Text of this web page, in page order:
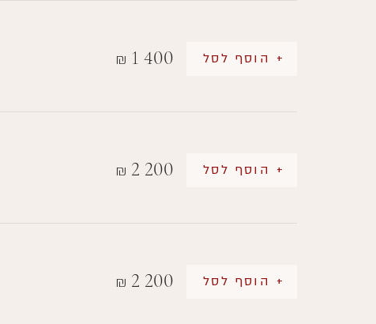
₪ 1 400 + הוסף לסל
₪ 2 200 + הוסף לסל
₪ 2 200 + הוסף לסל